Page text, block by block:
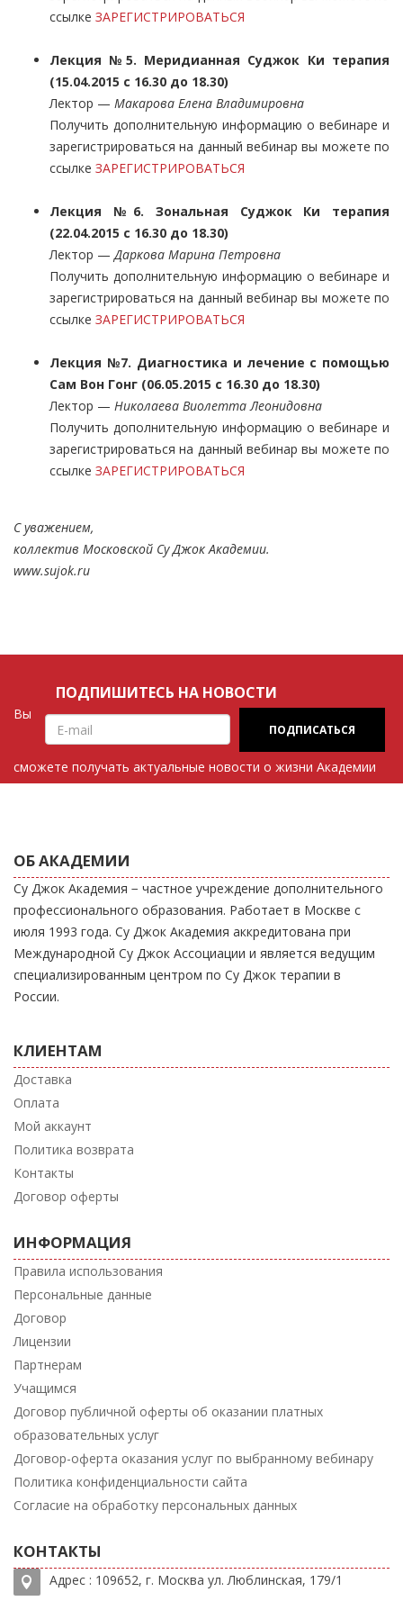
ссылке ЗАРЕГИСТРИРОВАТЬСЯ
Лекция №5. Меридианная Суджок Ки терапия
(15.04.2015 с 16.30 до 18.30)
Лектор — Макарова Елена Владимировна
Получить дополнительную информацию о вебинаре и
зарегистрироваться на данный вебинар вы можете по
ссылке ЗАРЕГИСТРИРОВАТЬСЯ
Лекция №6. Зональная Суджок Ки терапия
(22.04.2015 с 16.30 до 18.30)
Лектор —Даркова Марина Петровна
Получить дополнительную информацию о вебинаре и
зарегистрироваться на данный вебинар вы можете по
ссылке ЗАРЕГИСТРИРОВАТЬСЯ
Лекция №7. Диагностика и лечение с помощью
Сам Вон Гонг (06.05.2015 с 16.30 до 18.30)
Лектор — Николаева Виолетта Леонидовна
Получить дополнительную информацию о вебинаре и
зарегистрироваться на данный вебинар вы можете по
ссылке ЗАРЕГИСТРИРОВАТЬСЯ
С уважением,
коллектив Московской Су Джок Академии.
www.sujok.ru
ПОДПИШИТЕСЬ НА НОВОСТИ
Вы
сможете получать актуальные новости о жизни Академии
ОБ АКАДЕМИИ
Су Джок Академия − частное учреждение дополнительного
профессионального образования. Работает в Москве с
июля 1993 года. Су Джок Академия аккредитована при
Международной Су Джок Ассоциации и является ведущим
специализированным центром по Су Джок терапии в
России.
КЛИЕНТАМ
Доставка
Оплата
Мой аккаунт
Политика возврата
Контакты
Договор оферты
ИНФОРМАЦИЯ
Правила использования
Персональные данные
Договор
Лицензии
Партнерам
Учащимся
Договор публичной оферты об оказании платных
образовательных услуг
Договор-оферта оказания услуг по выбранному вебинару
Политика конфиденциальности сайта
Согласие на обработку персональных данных
КОНТАКТЫ
Адрес : 109652, г. Москва ул. Люблинская, 179/1